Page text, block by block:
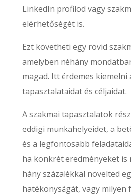
LinkedIn profilod vagy
elérhetőségét is.
Ezt követheti egy rövid
amelyben néhány
magad. Itt érdemes
tapasztalataidat és céljaidat.
A szakmai tapasztalatok
eddigi munkahelyeidet, a
és a legfontosabb
ha konkrét eredményeket is
hány százalékkal növelted
hatékonyságát, vagy milyen